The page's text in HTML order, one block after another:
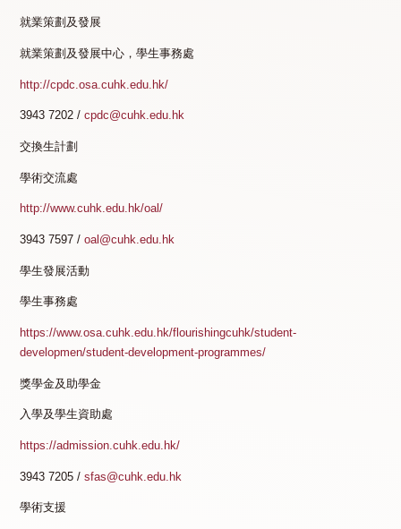
就業策劃及發展
就業策劃及發展中心，學生事務處
http://cpdc.osa.cuhk.edu.hk/
3943 7202 /cpdc@cuhk.edu.hk
交換生計劃
學術交流處
http://www.cuhk.edu.hk/oal/
3943 7597 /oal@cuhk.edu.hk
學生發展活動
學生事務處
https://www.osa.cuhk.edu.hk/flourishingcuhk/student-
developmen/student-development-programmes/
獎學金及助學金
入學及學生資助處
https://admission.cuhk.edu.hk/
3943 7205 /sfas@cuhk.edu.hk
學術支援